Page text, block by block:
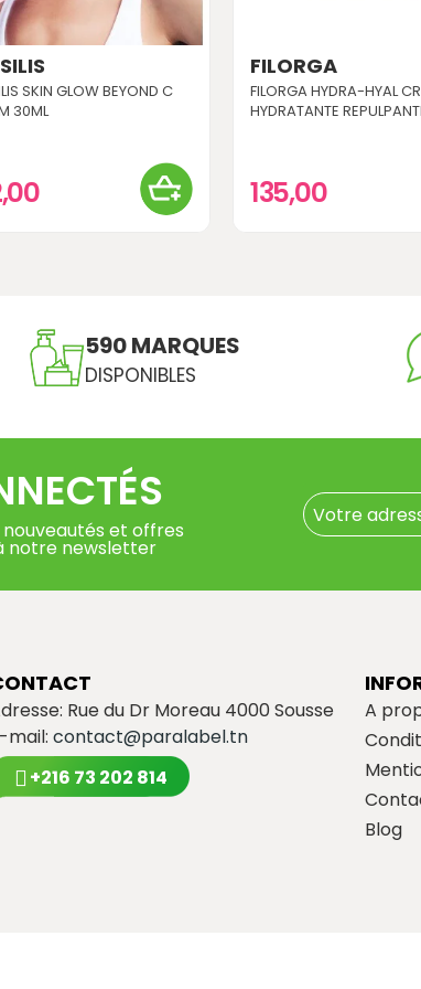
SKIN GLOW BEYOND C
30ML
FILORGA
FILORGA HYDRA-HYAL
HYDRATANTE
135,00
590 MARQUES
DISPONIBLES
et offres
notre newsletter
Rue du Dr Moreau 4000 Sousse
mail: contact@paralabel.tn
+216 73 202 814
A
Blog